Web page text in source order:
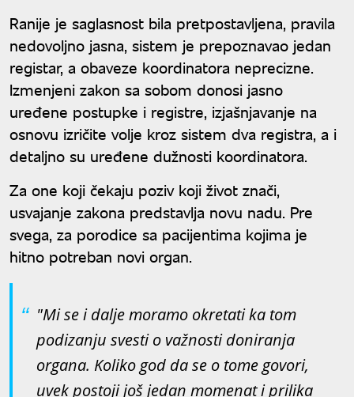
Ranije je saglasnost bila pretpostavljena, pravila
nedovoljno jasna, sistem je prepoznavao jedan
registar, a obaveze koordinatora neprecizne.
Izmenjeni zakon sa sobom donosi jasno
uređene postupke i registre, izjašnjavanje na
osnovu izričite volje kroz sistem dva registra, a i
detaljno su uređene dužnosti koordinatora.
Za one koji čekaju poziv koji život znači,
usvajanje zakona predstavlja novu nadu. Pre
svega, za porodice sa pacijentima kojima je
hitno potreban novi organ.
"Mi se i dalje moramo okretati ka tom
podizanju svesti o važnosti doniranja
organa. Koliko god da se o tome govori,
uvek postoji još jedan momenat i prilika